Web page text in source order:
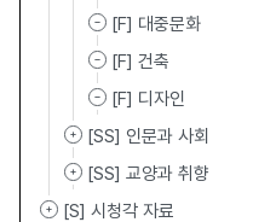
[F] 대중문화
[F] 건축
[F] 디자인
[SS] 인문과 사회
[SS] 교양과 취향
[S] 시청각 자료